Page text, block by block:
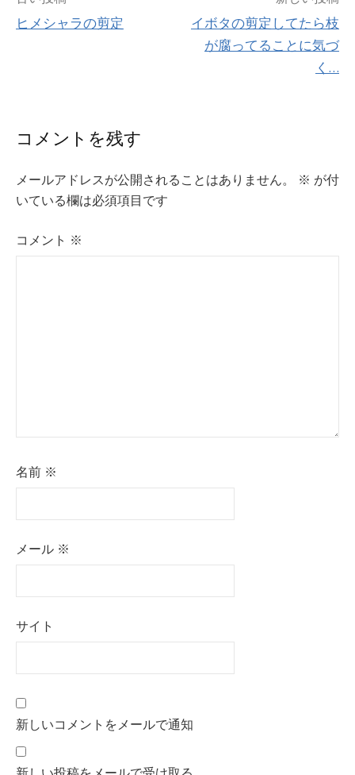
稿
ゲ
ー
ョ
ヒメシャラの剪定
イボタの剪定してたら枝
が腐ってることに気づ
く…
コメントを残す
メールアドレスが公開されることはありません。 ※ が付
いている欄は必須項目です
コメント ※
名前 ※
メール ※
サイト
新しいコメントをメールで通知